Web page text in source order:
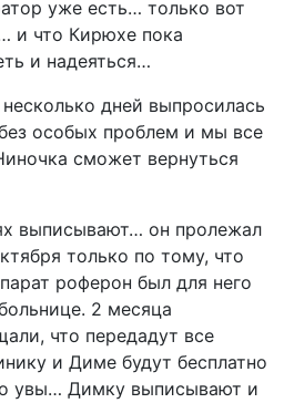
уже есть… только вот
и что Кирюхе пока
и надеяться…
несколько дней выпросилась
особых проблем и мы все
сможет вернуться
выписывают… он пролежал
только по тому, что
роферон был для него
2 месяца
что передадут все
и Диме будут бесплатно
увы… Димку выписывают и